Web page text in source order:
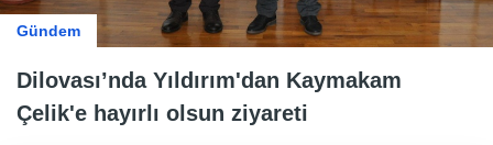
Gündem
Dilovası’nda Yıldırım'dan Kaymakam
Çelik'e hayırlı olsun ziyareti